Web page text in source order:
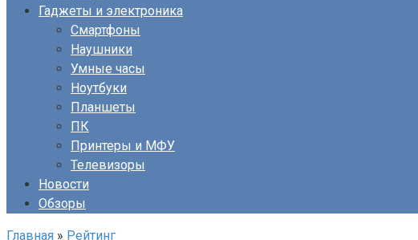
Гаджеты и электроника
Смартфоны
Наушники
Умные часы
Ноутбуки
Планшеты
ПК
Принтеры и МФУ
Телевизоры
Новости
Обзоры
Главная » Рейтинг